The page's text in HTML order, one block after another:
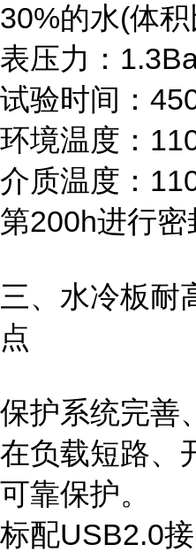
30%的水(体积
表压力：
试验时间：
环境温度：
介质温度：
第200h进行密
三、水冷板耐
点
保护系统完善
在负载短路、
可靠保护。
标配USB2.0